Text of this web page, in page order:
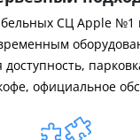
СЦ Apple №1
доступность,
официальное